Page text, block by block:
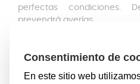
perfectas condiciones.
prevendrá averías.
es tan importante como
sedimentos y la suciedad